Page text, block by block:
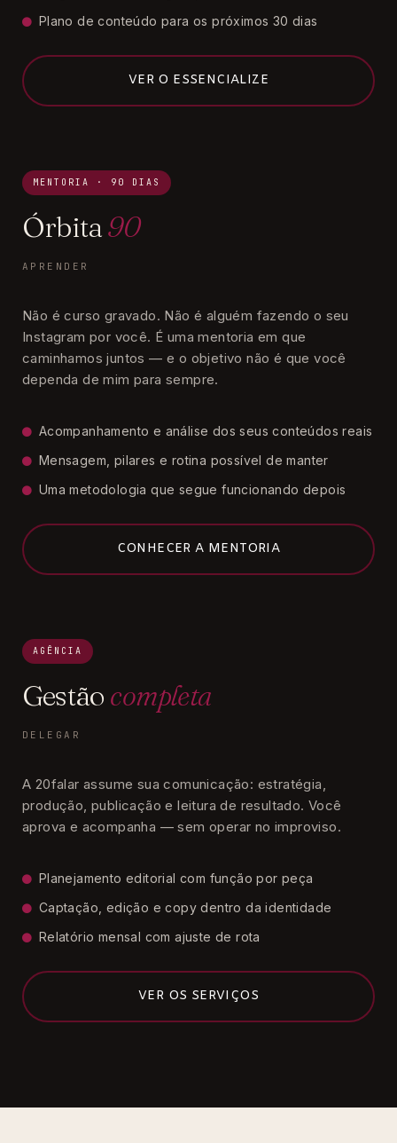
Plano de conteúdo para os próximos 30 dias
VER O ESSENCIALIZE
MENTORIA · 90 DIAS
Órbita90
APRENDER
Não é curso gravado. Não é alguém fazendo o seu
Instagram por você. É uma mentoria em que
caminhamos juntos — e o objetivo não é que você
dependa de mim para sempre.
Acompanhamento e análise dos seus conteúdos reais
Mensagem, pilares e rotina possível de manter
Uma metodologia que segue funcionando depois
CONHECER A MENTORIA
AGÊNCIA
Gestão completa
DELEGAR
A 20falar assume sua comunicação: estratégia,
produção, publicação e leitura de resultado. Você
aprova e acompanha — sem operar no improviso.
Planejamento editorial com função por peça
Captação, edição e copy dentro da identidade
Relatório mensal com ajuste de rota
VER OS SERVIÇOS